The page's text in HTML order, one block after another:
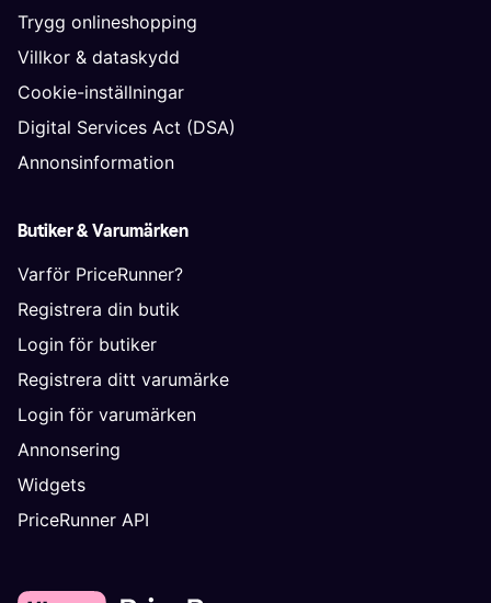
Trygg onlineshopping
Villkor & dataskydd
Cookie-inställningar
Digital Services Act (DSA)
Annonsinformation
Butiker & Varumärken
Varför PriceRunner?
Registrera din butik
Login för butiker
Registrera ditt varumärke
Login för varumärken
Annonsering
Widgets
PriceRunner API